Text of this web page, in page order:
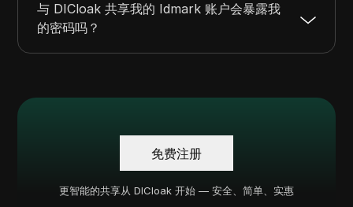
与 DICloak 共享我的 Idmark 账户会暴露我
的密码吗？
免费注册
更智能的共享从 DICloak 开始 — 安全、简单、实惠